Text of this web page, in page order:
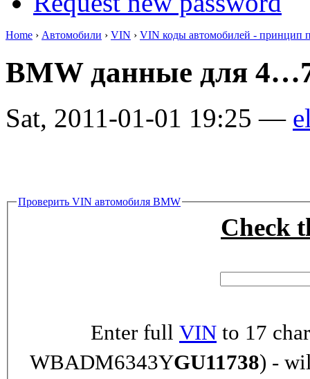
Home › Автомобили › VIN › VIN коды автомобилей - принцип
BMW данные для
Sat, 2011-01-01 19:25 —
Проверить VIN автомобиля BMW
Check
Enter full VIN to 17
WBADM6343YGU11738) -